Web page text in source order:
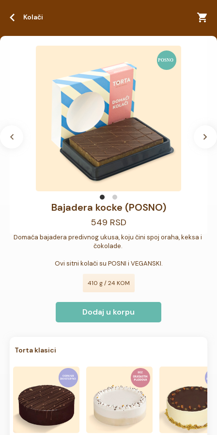
Kolači
Bajadera kocke (POSNO)
549 RSD
Domaća bajadera predivnog ukusa, koju čini spoj oraha, keksa i
čokolade.
Ovi sitni kolači su POSNI i VEGANSKI.
410 g / 24 KOM
Dodaj u korpu
Torta klasici